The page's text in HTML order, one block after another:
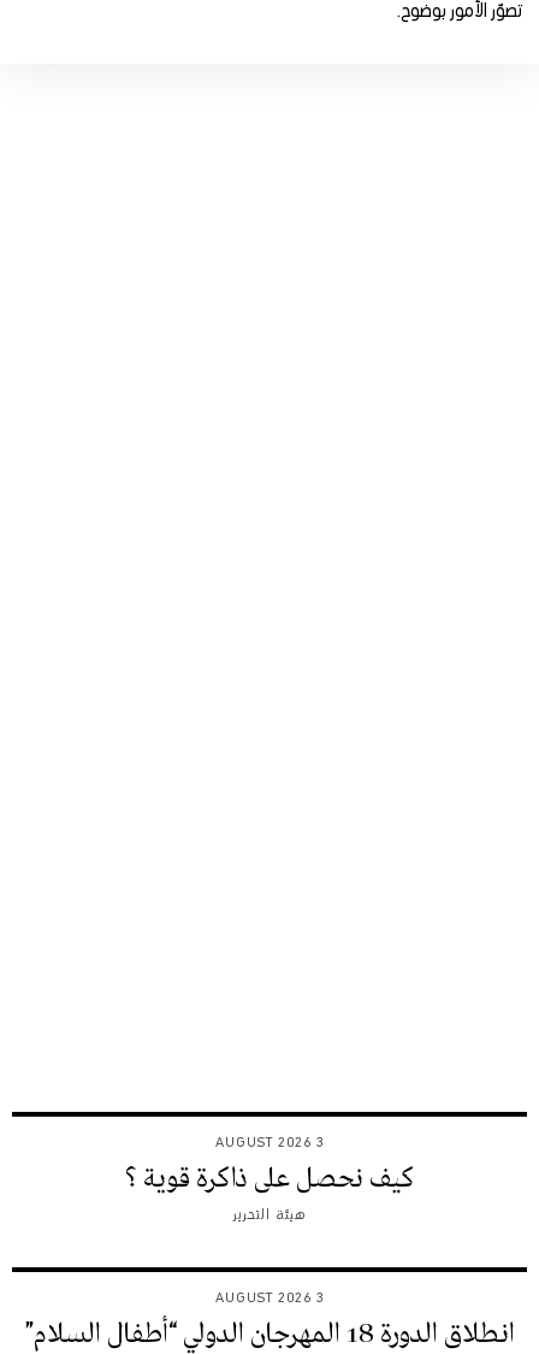
تصوّر الأمور بوضوح.
3 AUGUST 2026
كيف نحصل على ذاكرة قوية ؟
هيئة التحرير
3 AUGUST 2026
انطلاق الدورة 18 المهرجان الدولي “أطفال السلام”